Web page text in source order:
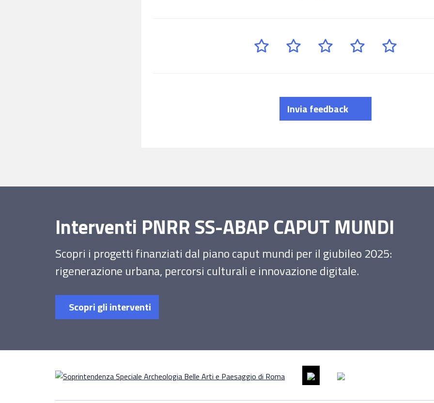
Invia feedback
Interventi PNRR SS-ABAP CAPUT MUNDI
Scopri i progetti finanziati dal piano caput mundi per il giubileo 2025:
rigenerazione urbana, percorsi culturali e innovazione digitale.
Scopri gli interventi